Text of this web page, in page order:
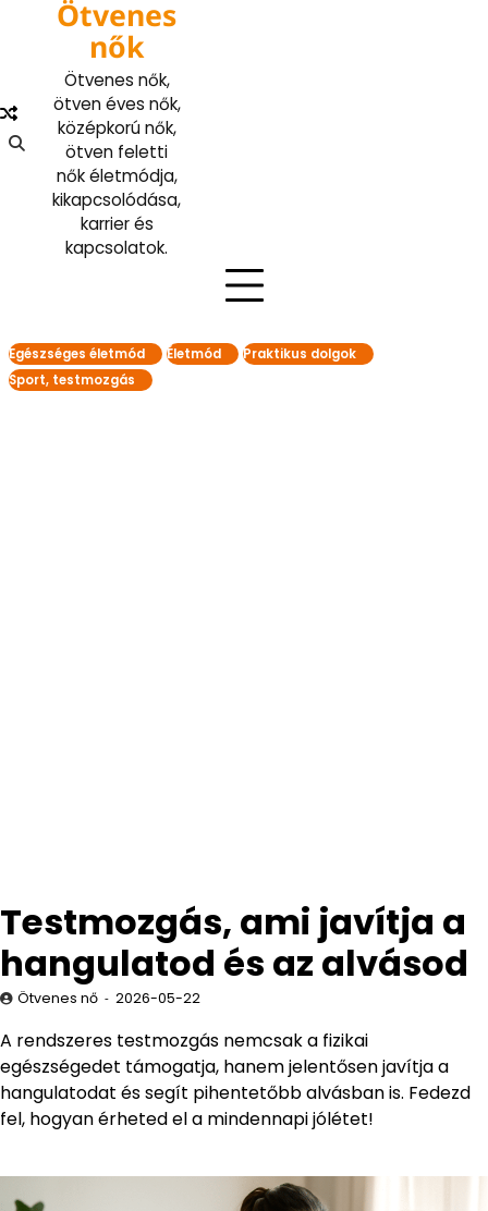
Ötvenes
nők
Ötvenes nők,
ötven éves nők,
középkorú nők,
ötven feletti
nők életmódja,
kikapcsolódása,
karrier és
kapcsolatok.
Egészséges életmód Életmód
Praktikus dolgok
Sport, testmozgás
Testmozgás, ami javítja a
hangulatod és az alvásod
Ötvenes nő 2026-05-22
A rendszeres testmozgás nemcsak a fizikai
egészségedet támogatja, hanem jelentősen javítja a
hangulatodat és segít pihentetőbb alvásban is. Fedezd
fel, hogyan érheted el a mindennapi jólétet!